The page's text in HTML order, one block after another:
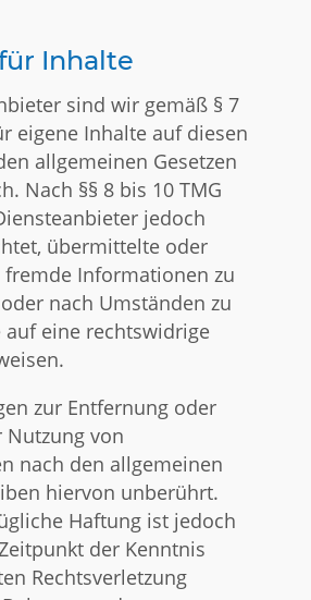
Inhalte
sind wir gemäß § 7
eigene Inhalte auf diesen
allgemeinen Gesetzen
Nach §§ 8 bis 10 TMG
jedoch
übermittelte oder
fremde Informationen zu
nach Umständen zu
auf eine rechtswidrige
zur Entfernung oder
Nutzung von
nach den allgemeinen
hiervon unberührt.
Haftung ist jedoch
der Kenntnis
Rechtsverletzung